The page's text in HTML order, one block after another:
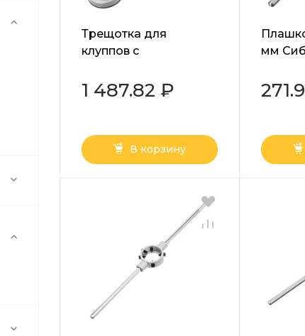
Трещотка для
клуппов с
1 487.82 ₽
В корзину
мм